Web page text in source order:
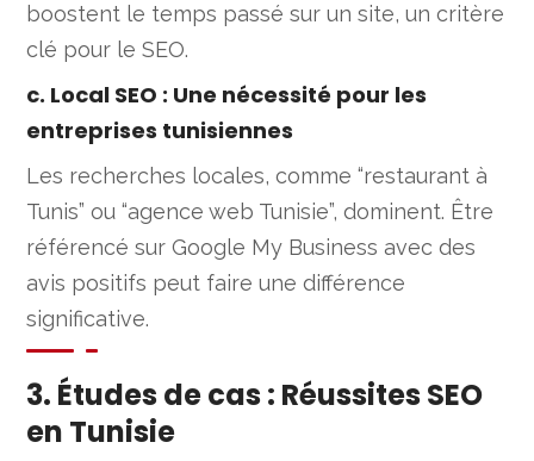
boostent le temps passé sur un site, un critère
clé pour le SEO.
c. Local SEO : Une nécessité pour les
entreprises tunisiennes
Les recherches locales, comme “restaurant à
Tunis” ou “agence web Tunisie”, dominent. Être
référencé sur Google My Business avec des
avis positifs peut faire une différence
significative.
3. Études de cas : Réussites SEO
en Tunisie